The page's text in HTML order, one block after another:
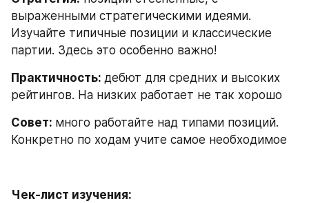
выраженными стратегическими идеями.
Изучайте типичные позиции и классические
партии. Здесь это особенно важно!
Практичность: дебют для средних и высоких
рейтингов. На низких работает не так хорошо
Совет: много работайте над типами позиций.
Конкретно по ходам учите самое необходимое
Чек-лист изучения: